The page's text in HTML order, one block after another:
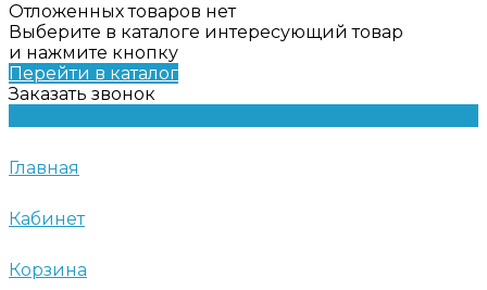
Отложенных товаров нет
Выберите в каталоге интересующий товар
и нажмите кнопку
Перейти в каталог
Заказать звонок
Главная
Кабинет
Корзина